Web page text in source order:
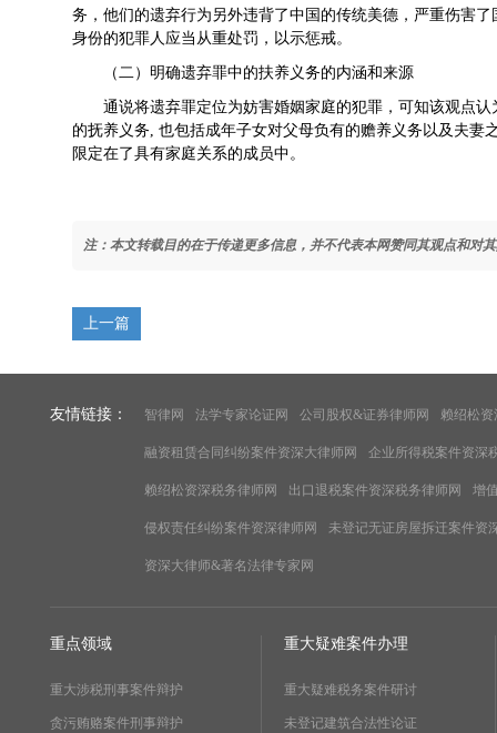
务，他们的遗弃行为另外违背了中国的传统美德，严重伤害
身份的犯罪人应当从重处罚，以示惩戒。
（二）明确遗弃罪中的扶养义务的内涵和来源
通说将遗弃罪定位为妨害婚姻家庭的犯罪，可知该观点
的抚养义务, 也包括成年子女对父母负有的赡养义务以及夫
限定在了具有家庭关系的成员中。
注：本文转载目的在于传递更多信息，并不代表本网赞同其观点和对
上一篇
友情链接： 智律网 法学专家论证网 公司股权&证券律师网 赖绍松资
融资租赁合同纠纷案件资深大律师网 企业所得税案件资深
赖绍松资深税务律师网 出口退税案件资深税务律师网 增
侵权责任纠纷案件资深律师网 未登记无证房屋拆迁案件资
资深大律师&著名法律专家网
重点领域
重大涉税刑事案件辩护
贪污贿赂案件刑事辩护
重大疑难案件办理
重大疑难税务案件研讨
未登记建筑合法性论证